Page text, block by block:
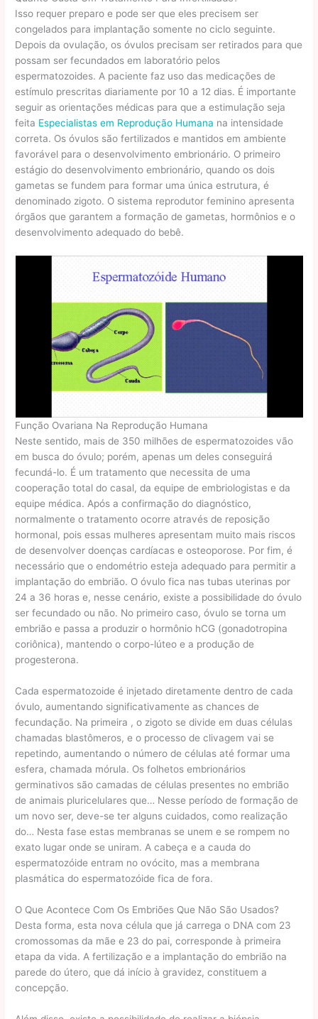
Isso requer preparo e pode ser que eles precisem ser
congelados para implantação somente no ciclo seguinte.
Depois da ovulação, os óvulos precisam ser retirados para que
possam ser fecundados em laboratório pelos
espermatozoides. A paciente faz uso das medicações de
estímulo prescritas diariamente por 10 a 12 dias. É importante
seguir as orientações médicas para que a estimulação seja
feita Especialistas em Reprodução Humana na intensidade
correta. Os óvulos são fertilizados e mantidos em ambiente
favorável para o desenvolvimento embrionário. O primeiro
estágio do desenvolvimento embrionário, quando os dois
gametas se fundem para formar uma única estrutura, é
denominado zigoto. O sistema reprodutor feminino apresenta
órgãos que garantem a formação de gametas, hormônios e o
desenvolvimento adequado do bebê.
Função Ovariana Na Reprodução Humana
Neste sentido, mais de 350 milhões de espermatozoides vão
em busca do óvulo; porém, apenas um deles conseguirá
fecundá-lo. É um tratamento que necessita de uma
cooperação total do casal, da equipe de embriologistas e da
equipe médica. Após a confirmação do diagnóstico,
normalmente o tratamento ocorre através de reposição
hormonal, pois essas mulheres apresentam muito mais riscos
de desenvolver doenças cardíacas e osteoporose. Por fim, é
necessário que o endométrio esteja adequado para permitir a
implantação do embrião. O óvulo fica nas tubas uterinas por
24 a 36 horas e, nesse cenário, existe a possibilidade do óvulo
ser fecundado ou não. No primeiro caso, óvulo se torna um
embrião e passa a produzir o hormônio hCG (gonadotropina
coriônica), mantendo o corpo-lúteo e a produção de
progesterona.
Cada espermatozoide é injetado diretamente dentro de cada
óvulo, aumentando significativamente as chances de
fecundação. Na primeira , o zigoto se divide em duas células
chamadas blastômeros, e o processo de clivagem vai se
repetindo, aumentando o número de células até formar uma
esfera, chamada mórula. Os folhetos embrionários
germinativos são camadas de células presentes no embrião
de animais pluricelulares que… Nesse período de formação de
um novo ser, deve-se ter alguns cuidados, como realização
do… Nesta fase estas membranas se unem e se rompem no
exato lugar onde se uniram. A cabeça e a cauda do
espermatozóide entram no ovócito, mas a membrana
plasmática do espermatozóide fica de fora.
O Que Acontece Com Os Embriões Que Não São Usados?
Desta forma, esta nova célula que já carrega o DNA com 23
cromossomas da mãe e 23 do pai, corresponde à primeira
etapa da vida. A fertilização e a implantação do embrião na
parede do útero, que dá início à gravidez, constituem a
concepção.